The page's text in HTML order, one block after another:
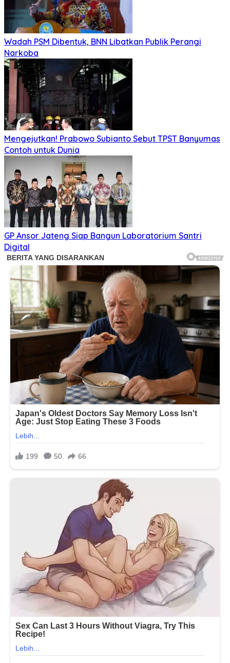
Wadah PSM Dibentuk, BNN Libatkan Publik Perangi
Narkoba
Mengejutkan! Prabowo Subianto Sebut TPST Banyumas
Contoh untuk Dunia
GP Ansor Jateng Siap Bangun Laboratorium Santri
Digital